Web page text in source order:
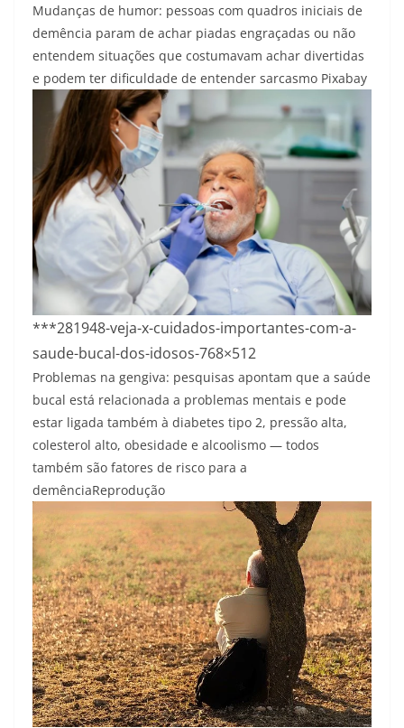
Mudanças de humor: pessoas com quadros iniciais de
demência param de achar piadas engraçadas ou não
entendem situações que costumavam achar divertidas
e podem ter dificuldade de entender sarcasmo Pixabay
***281948-veja-x-cuidados-importantes-com-a-
saude-bucal-dos-idosos-768×512
Problemas na gengiva: pesquisas apontam que a saúde
bucal está relacionada a problemas mentais e pode
estar ligada também à diabetes tipo 2, pressão alta,
colesterol alto, obesidade e alcoolismo — todos
também são fatores de risco para a
demênciaReprodução